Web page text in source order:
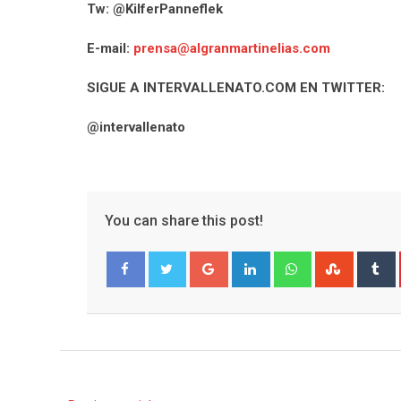
Tw: @KilferPanneflek
E-mail: prensa@algranmartinelias.com
SIGUE A INTERVALLENATO.COM EN TWITTER:
@intervallenato
You can share this post!
Google+ LinkedIn Whatsapp